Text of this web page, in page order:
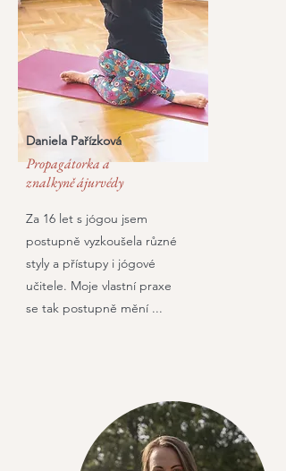
Daniela Pařízková
Propagátorka a
znalkyně ájurvédy
Za 16 let s jógou jsem
postupně vyzkoušela různé
styly a přístupy i jógové
učitele. Moje vlastní praxe
se tak postupně mění ...